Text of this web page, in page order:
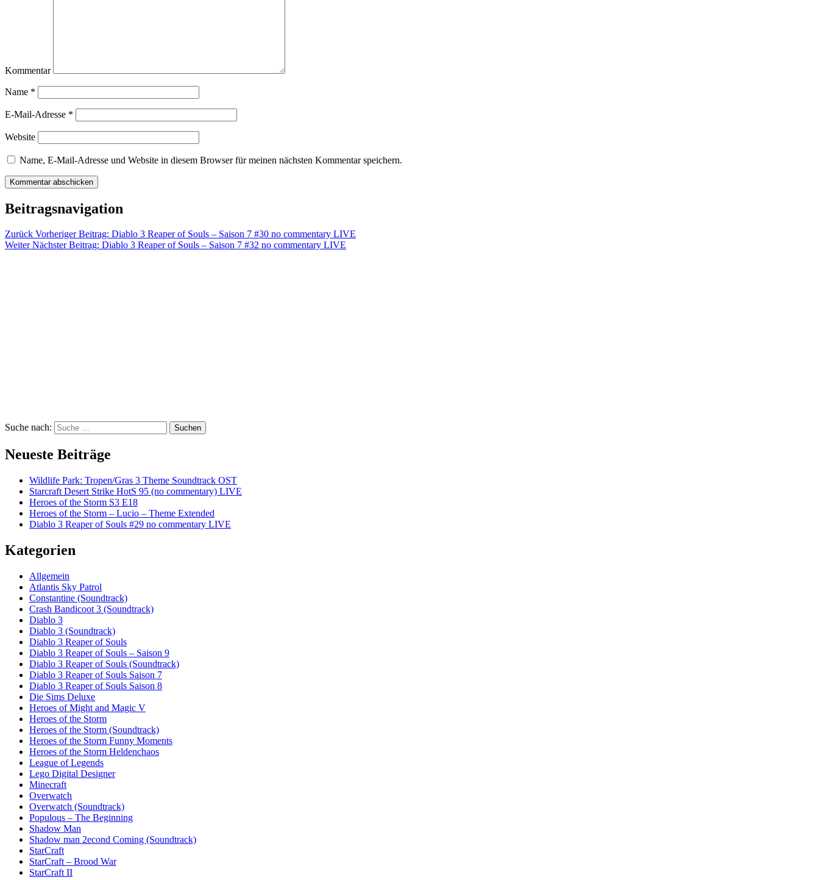
Kommentar
Name *
E-Mail-Adresse *
Website
Name, E-Mail-Adresse und Website in diesem Browser für meinen nächsten Kommentar speichern.
Beitragsnavigation
Zurück Vorheriger Beitrag: Diablo 3 Reaper of Souls – Saison 7 #30 no commentary LIVE
Weiter Nächster Beitrag: Diablo 3 Reaper of Souls – Saison 7 #32 no commentary LIVE
Suche nach: Suchen
Neueste Beiträge
Wildlife Park: Tropen/Gras 3 Theme Soundtrack OST
Starcraft Desert Strike HotS 95 (no commentary) LIVE
Heroes of the Storm S3 E18
Heroes of the Storm – Lucio – Theme Extended
Diablo 3 Reaper of Souls #29 no commentary LIVE
Kategorien
Allgemein
Atlantis Sky Patrol
Constantine (Soundtrack)
Crash Bandicoot 3 (Soundtrack)
Diablo 3
Diablo 3 (Soundtrack)
Diablo 3 Reaper of Souls
Diablo 3 Reaper of Souls – Saison 9
Diablo 3 Reaper of Souls (Soundtrack)
Diablo 3 Reaper of Souls Saison 7
Diablo 3 Reaper of Souls Saison 8
Die Sims Deluxe
Heroes of Might and Magic V
Heroes of the Storm
Heroes of the Storm (Soundtrack)
Heroes of the Storm Funny Moments
Heroes of the Storm Heldenchaos
League of Legends
Lego Digital Designer
Minecraft
Overwatch
Overwatch (Soundtrack)
Populous – The Beginning
Shadow Man
Shadow man 2econd Coming (Soundtrack)
StarCraft
StarCraft – Brood War
StarCraft II